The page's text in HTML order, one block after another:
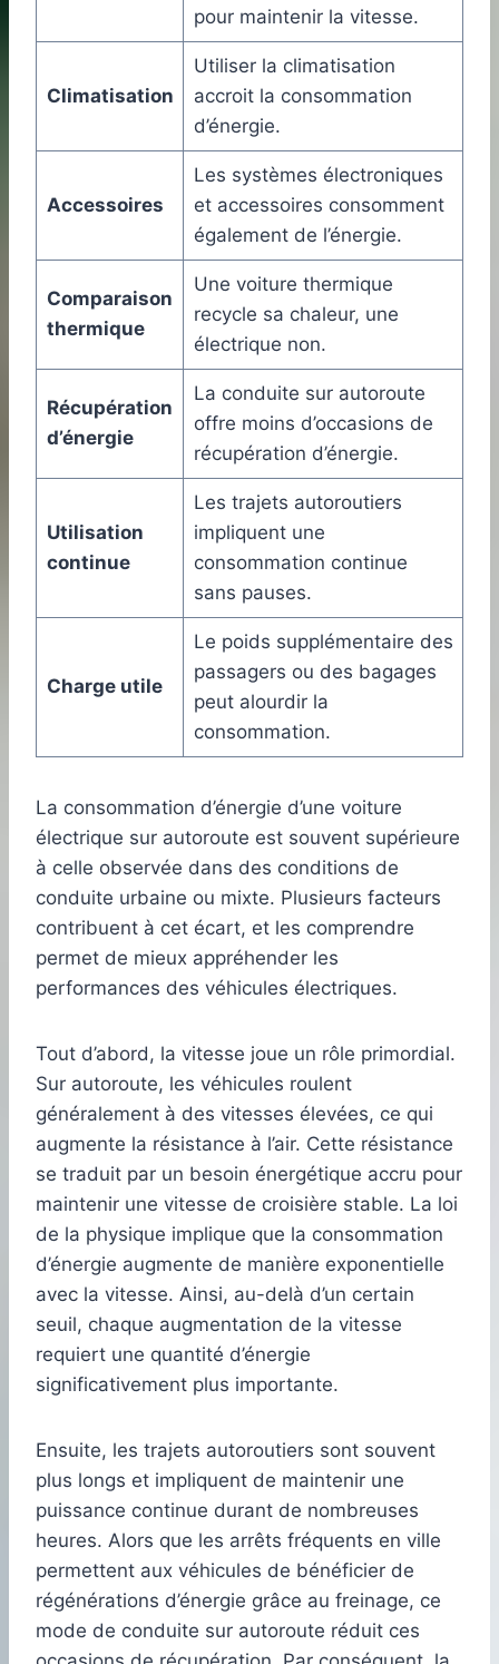
pour maintenir la vitesse.
Climatisation
Utiliser la climatisation
accroit la consommation
d’énergie.
Accessoires
Les systèmes électroniques
et accessoires consomment
également de l’énergie.
Comparaison
thermique
Une voiture thermique
recycle sa chaleur, une
électrique non.
Récupération
d’énergie
La conduite sur autoroute
offre moins d’occasions de
récupération d’énergie.
Utilisation
continue
Les trajets autoroutiers
impliquent une
consommation continue
sans pauses.
Charge utile
Le poids supplémentaire des
passagers ou des bagages
peut alourdir la
consommation.
La consommation d’énergie d’une voiture
électrique sur autoroute est souvent supérieure
à celle observée dans des conditions de
conduite urbaine ou mixte. Plusieurs facteurs
contribuent à cet écart, et les comprendre
permet de mieux appréhender les
performances des véhicules électriques.
Tout d’abord, la vitesse joue un rôle primordial.
Sur autoroute, les véhicules roulent
généralement à des vitesses élevées, ce qui
augmente la résistance à l’air. Cette résistance
se traduit par un besoin énergétique accru pour
maintenir une vitesse de croisière stable. La loi
de la physique implique que la consommation
d’énergie augmente de manière exponentielle
avec la vitesse. Ainsi, au-delà d’un certain
seuil, chaque augmentation de la vitesse
requiert une quantité d’énergie
significativement plus importante.
Ensuite, les trajets autoroutiers sont souvent
plus longs et impliquent de maintenir une
puissance continue durant de nombreuses
heures. Alors que les arrêts fréquents en ville
permettent aux véhicules de bénéficier de
régénérations d’énergie grâce au freinage, ce
mode de conduite sur autoroute réduit ces